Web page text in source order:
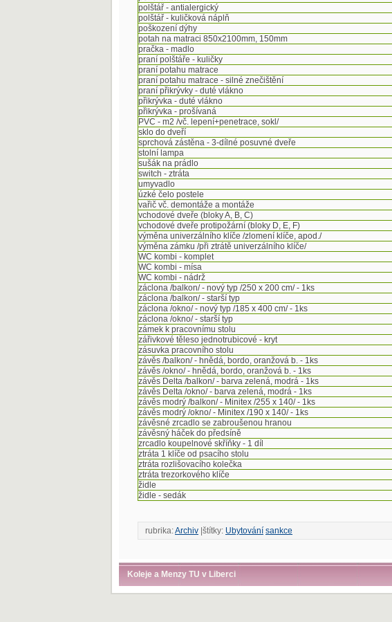
polštář - antialergický
polštář - kuličková náplň
poškození dýhy
potah na matraci 850x2100mm, 150mm
pračka - madlo
praní polštáře - kuličky
praní potahu matrace
praní potahu matrace - silné znečištění
praní přikrývky - duté vlákno
přikrývka - duté vlákno
přikrývka - prošívaná
PVC - m2 /vč. lepení+penetrace, sokl/
sklo do dveří
sprchová zástěna - 3-dílné posuvné dveře
stolní lampa
sušák na prádlo
switch - ztráta
umyvadlo
úzké čelo postele
vařič vč. demontáže a montáže
vchodové dveře (bloky A, B, C)
vchodové dveře protipožární (bloky D, E, F)
výměna univerzálního klíče /zlomení klíče, apod./
výměna zámku /při ztrátě univerzálního klíče/
WC kombi - komplet
WC kombi - mísa
WC kombi - nádrž
záclona /balkon/ - nový typ /250 x 200 cm/ - 1ks
záclona /balkon/ - starší typ
záclona /okno/ - nový typ /185 x 400 cm/ - 1ks
záclona /okno/ - starší typ
zámek k pracovnímu stolu
zářivkové těleso jednotrubicové - kryt
zásuvka pracovního stolu
závěs /balkon/ - hnědá, bordo, oranžová b. - 1ks
závěs /okno/ - hnědá, bordo, oranžová b. - 1ks
závěs Delta /balkon/ - barva zelená, modrá - 1ks
závěs Delta /okno/ - barva zelená, modrá - 1ks
závěs modrý /balkon/ - Minitex /255 x 140/ - 1ks
závěs modrý /okno/ - Minitex /190 x 140/ - 1ks
závěsné zrcadlo se zabroušenou hranou
závěsný háček do předsíně
zrcadlo koupelnové skříňky - 1 díl
ztráta 1 klíče od psacího stolu
ztráta rozlišovacího kolečka
ztráta trezorkového klíče
židle
židle - sedák
rubrika:Archiv |štítky: Ubytování sankce
Koleje a Menzy TU v Liberci